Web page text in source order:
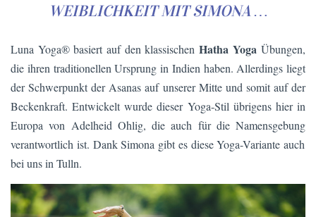
WEIBLICHKEIT MIT SIMONA …
Luna Yoga® basiert auf den klassischen Hatha Yoga Übungen,
die ihren traditionellen Ursprung in Indien haben. Allerdings liegt
der Schwerpunkt der Asanas auf unserer Mitte und somit auf der
Beckenkraft. Entwickelt wurde dieser Yoga-Stil übrigens hier in
Europa von Adelheid Ohlig, die auch für die Namensgebung
verantwortlich ist. Dank Simona gibt es diese Yoga-Variante auch
bei uns in Tulln.